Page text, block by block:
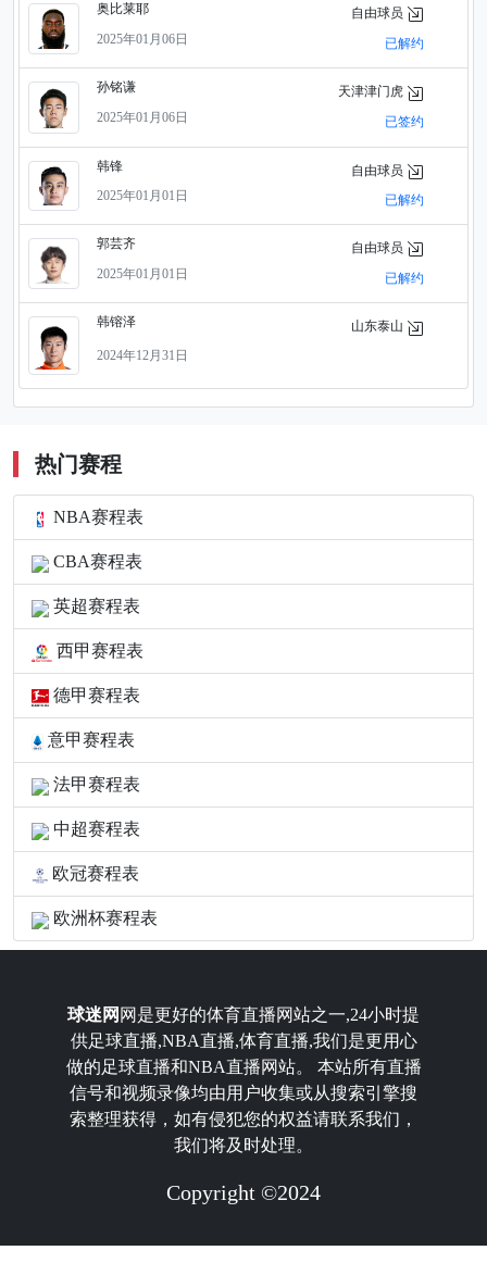
奥比莱耶
2025年01月06日
自由球员
已解约
孙铭谦
2025年01月06日
天津津门虎
已签约
韩锋
2025年01月01日
自由球员
已解约
郭芸齐
2025年01月01日
自由球员
已解约
韩镕泽
2024年12月31日
山东泰山
热门赛程
NBA赛程表
CBA赛程表
英超赛程表
西甲赛程表
德甲赛程表
意甲赛程表
法甲赛程表
中超赛程表
欧冠赛程表
欧洲杯赛程表
球迷网 网是更好的体育直播网站之一,24小时提
供足球直播,NBA直播,体育直播,我们是更用心
做的足球直播和NBA直播网站。 本站所有直播
信号和视频录像均由用户收集或从搜索引擎搜
索整理获得，如有侵犯您的权益请联系我们，
我们将及时处理。
Copyright ©2024